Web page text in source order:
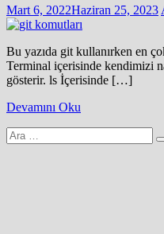
Mart 6, 2022Haziran 25, 2023
Bu yazıda git kullanırken en
Terminal içerisinde kendimizi
gösterir. ls İçerisinde […]
Devamını Oku
Arama
yap: